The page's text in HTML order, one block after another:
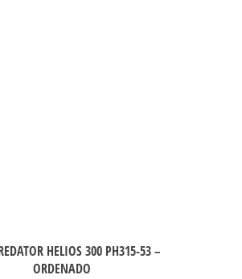
HELIOS 300 PH315-53 –
ORDENADO